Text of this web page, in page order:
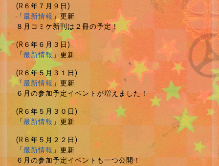
(R６年７月９日)
「最新情報」更新
８月コミケ新刊は２冊の予定！
(R６年６月３日)
「最新情報」更新
(R６年５月３１日)
「最新情報」更新
６月の参加予定イベントが増えました！
(R６年５月３０日)
「最新情報」更新
(R６年５月２２日)
「最新情報」更新
６月の参加予定イベントも一つ公開！